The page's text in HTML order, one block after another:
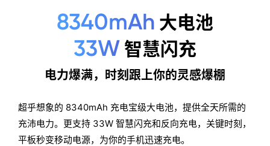
8340mAh 大电池
33W 智慧闪充
电力爆满，时刻跟上你的灵感爆棚
超乎想象的 8340mAh 充电宝级大电池，提供全天所需的
充沛电力。更支持 33W 智慧闪充和反向充电，关键时刻，
平板秒变移动电源，为你的手机迅速充电。